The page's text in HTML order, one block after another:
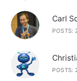
Carl
POSTS:
POSTS: